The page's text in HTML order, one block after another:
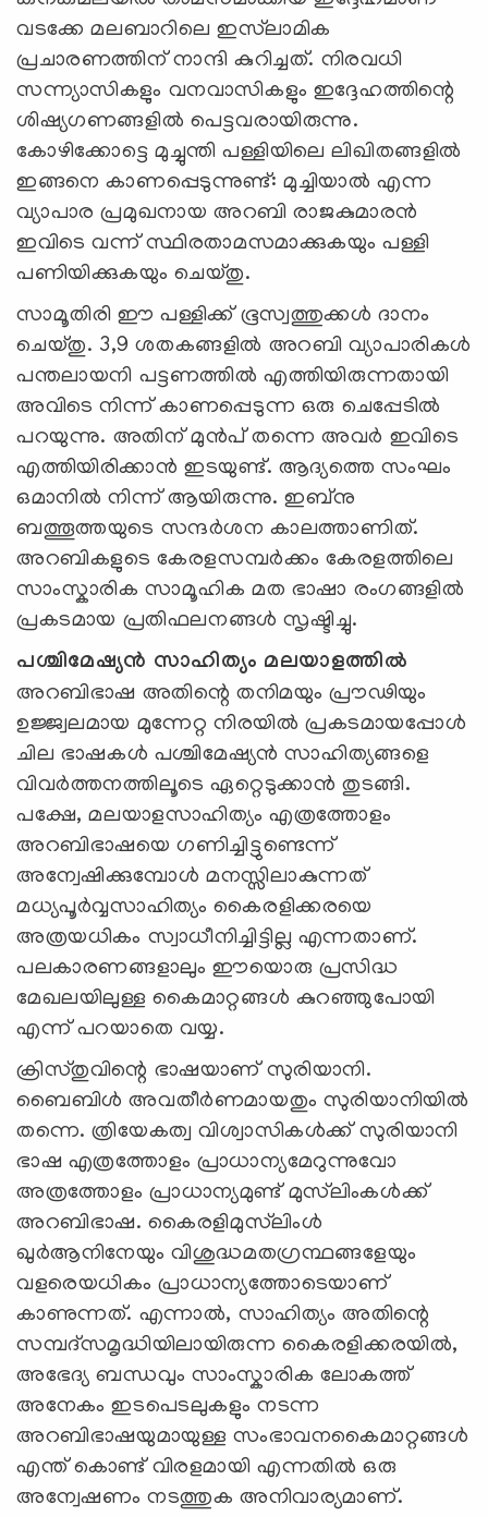
വടക്കേ മലബാറിലെ ഇസ്‍ലാമിക
പ്രചാരണത്തിന് നാന്ദി കുറിച്ചത്. നിരവധി
സന്ന്യാസികളും വനവാസികളും ഇദ്ദേഹത്തിന്റെ
ശിഷ്യഗണങ്ങളിൽ പെട്ടവരായിരുന്നു.
കോഴിക്കോട്ടെ മുച്ചുന്തി പള്ളിയിലെ ലിഖിതങ്ങളിൽ
ഇങ്ങനെ കാണപ്പെടുന്നുണ്ട്: മുച്ചിയാൽ എന്ന
വ്യാപാര പ്രമുഖനായ അറബി രാജകുമാരൻ
ഇവിടെ വന്ന് സ്ഥിരതാമസമാക്കുകയും പള്ളി
പണിയിക്കുകയും ചെയ്തു.
സാമൂതിരി ഈ പള്ളിക്ക് ഭൂസ്വത്തുക്കൾ ദാനം
ചെയ്തു. 3,9 ശതകങ്ങളിൽ അറബി വ്യാപാരികൾ
പന്തലായനി പട്ടണത്തിൽ എത്തിയിരുന്നതായി
അവിടെ നിന്ന് കാണപ്പെടുന്ന ഒരു ചെപ്പേടിൽ
പറയുന്നു. അതിന് മുൻപ് തന്നെ അവർ ഇവിടെ
എത്തിയിരിക്കാൻ ഇടയുണ്ട്. ആദ്യത്തെ സംഘം
ഒമാനിൽ നിന്ന് ആയിരുന്നു. ഇബ്നു
ബത്തൂത്തയുടെ സന്ദർശന കാലത്താണിത്.
അറബികളുടെ കേരളസമ്പർക്കം കേരളത്തിലെ
സാംസ്കാരിക സാമൂഹിക മത ഭാഷാ രംഗങ്ങളിൽ
പ്രകടമായ പ്രതിഫലനങ്ങൾ സൃഷ്ടിച്ചു.
പശ്ചിമേഷ്യൻ സാഹിത്യം മലയാളത്തിൽ
അറബിഭാഷ അതിന്റെ തനിമയും പ്രൗഢിയും
ഉജ്ജ്വലമായ മുന്നേറ്റ നിരയിൽ പ്രകടമായപ്പോൾ
ചില ഭാഷകൾ പശ്ചിമേഷ്യൻ സാഹിത്യങ്ങളെ
വിവർത്തനത്തിലൂടെ ഏറ്റെടുക്കാൻ തുടങ്ങി.
പക്ഷേ, മലയാളസാഹിത്യം എത്രത്തോളം
അറബിഭാഷയെ ഗണിച്ചിട്ടുണ്ടെന്ന്
അന്വേഷിക്കുമ്പോൾ മനസ്സിലാകുന്നത്
മധ്യപൂർവ്വസാഹിത്യം കൈരളിക്കരയെ
അത്രയധികം സ്വാധീനിച്ചിട്ടില്ല എന്നതാണ്.
പലകാരണങ്ങളാലും ഈയൊരു പ്രസിദ്ധ
മേഖലയിലുള്ള കൈമാറ്റങ്ങൾ കുറഞ്ഞുപോയി
എന്ന് പറയാതെ വയ്യ.
ക്രിസ്തുവിന്റെ ഭാഷയാണ് സുരിയാനി.
ബൈബിൾ അവതീർണമായതും സുരിയാനിയിൽ
തന്നെ. ത്രിയേകത്വ വിശ്വാസികൾക്ക് സുരിയാനി
ഭാഷ എത്രത്തോളം പ്രാധാന്യമേറുന്നുവോ
അത്രത്തോളം പ്രാധാന്യമുണ്ട് മുസ്‍ലിംകൾക്ക്
അറബിഭാഷ. കൈരളിമുസ്‍ലിംൾ
ഖുർആനിനേയും വിശുദ്ധമതഗ്രന്ഥങ്ങളേയും
വളരെയധികം പ്രാധാന്യത്തോടെയാണ്
കാണുന്നത്. എന്നാൽ, സാഹിത്യം അതിന്റെ
സമ്പദ്സമൃദ്ധിയിലായിരുന്ന കൈരളിക്കരയിൽ,
അഭേദ്യ ബന്ധവും സാംസ്കാരിക ലോകത്ത്
അനേകം ഇടപെടലുകളും നടന്ന
അറബിഭാഷയുമായുള്ള സംഭാവനകൈമാറ്റങ്ങൾ
എന്ത് കൊണ്ട് വിരളമായി എന്നതിൽ ഒരു
അന്വേഷണം നടത്തുക അനിവാര്യമാണ്.